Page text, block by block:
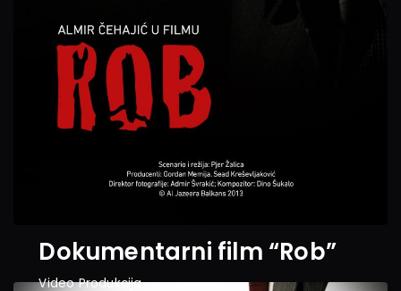
Dokumentarni film “Rob”
Video Produkcija